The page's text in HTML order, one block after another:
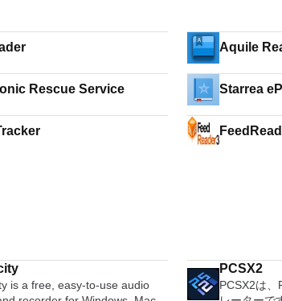
Aquile
‪Electronic Rescue Service‬
Starrea
is a free, easy-to-use audio
PCSX2
PCSX2は、